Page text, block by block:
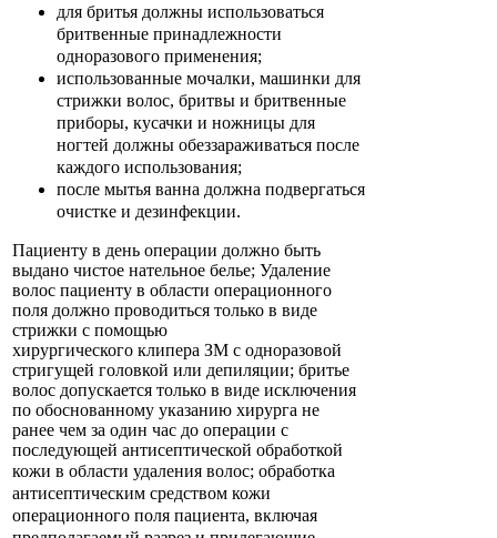
для бритья должны использоваться
бритвенные принадлежности
одноразового применения;
использованные мочалки, машинки для
стрижки волос, бритвы и бритвенные
приборы, кусачки и ножницы для
ногтей должны обеззараживаться после
каждого использования;
после мытья ванна должна подвергаться
очистке и дезинфекции.
Пациенту в день операции должно быть
выдано чистое нательное белье; Удаление
волос пациенту в области операционного
поля должно проводиться только в виде
стрижки с помощью
хирургического клипера ЗМ с одноразовой
стригущей головкой или депиляции; бритье
волос допускается только в виде исключения
по обоснованному указанию хирурга не
ранее чем за один час до операции с
последующей антисептической обработкой
кожи в области удаления волос; обработка
антисептическим средством кожи
операционного поля пациента, включая